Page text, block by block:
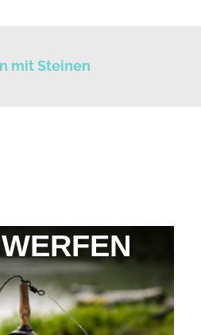
mit Steinen